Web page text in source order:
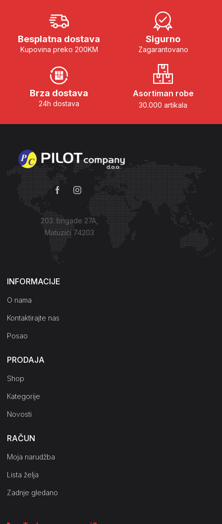
Besplatna dostava
Kupovina preko 200KM
Sigurno
Zagarantovano
Brza dostava
24h dostava
Asortiman robe
30.000 artikala
203. brigade 27A,
Matuzići 74203
Kako do nas?
INFORMACIJE
O nama
Kontaktirajte nas
Posao
PRODAJA
Shop
Kategorije
Novosti
RAČUN
Moja narudžba
Lista želja
Zadnje gledano